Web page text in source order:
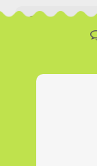
Какая у
Вы можете
работаем с